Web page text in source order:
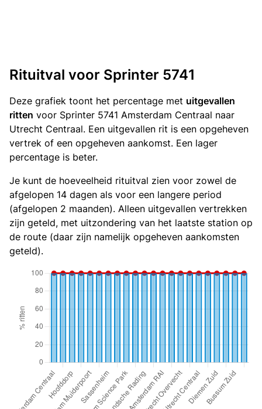
Rituitval voor Sprinter 5741
Deze grafiek toont het percentage met uitgevallen
ritten voor Sprinter 5741 Amsterdam Centraal naar
Utrecht Centraal. Een uitgevallen rit is een opgeheven
vertrek of een opgeheven aankomst. Een lager
percentage is beter.
Je kunt de hoeveelheid rituitval zien voor zowel de
afgelopen 14 dagen als voor een langere period
(afgelopen 2 maanden). Alleen uitgevallen vertrekken
zijn geteld, met uitzondering van het laatste station op
de route (daar zijn namelijk opgeheven aankomsten
geteld).